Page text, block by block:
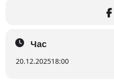
Час
20.12.202518:00